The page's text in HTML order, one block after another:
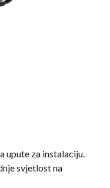
upute za instalaciju.
svjetlost na